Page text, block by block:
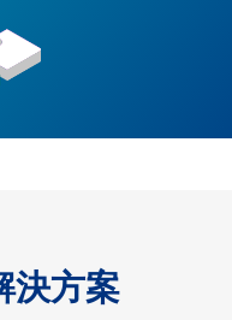
決方案